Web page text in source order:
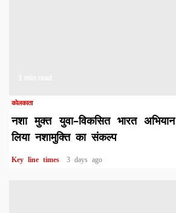
कोलकाता
नशा मुक्त युवा–विकसित भारत
लिया नशामुक्ति का संकल्प
Key line times 3 days ago